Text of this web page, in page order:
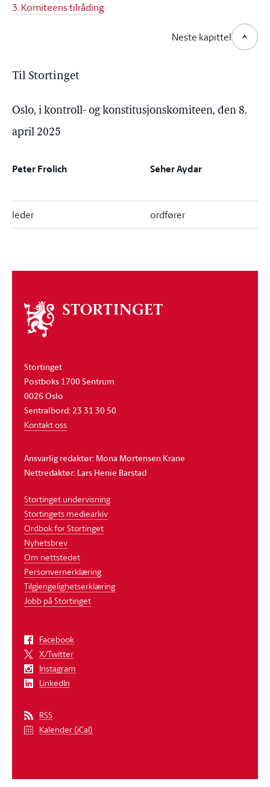
3. Komiteens tilråding
Neste kapittel
Til Stortinget
Oslo, i kontroll- og konstitusjonskomiteen, den 8.
april 2025
Peter Frølich Seher Aydar
leder ordfører
Om
stortinget
Stortinget
Postboks 1700 Sentrum
0026 Oslo
Sentralbord: 23 31 30 50
Kontakt oss
Ansvarlig redaktør: Mona Mortensen Krane
Nettredaktør: Lars Henie Barstad
Stortinget undervisning
Stortingets mediearkiv
Ordbok for Stortinget
Nyhetsbrev
Om nettstedet
Personvernerklæring
Tilgjengelighetserklæring
Jobb på Stortinget
Facebook
X/Twitter
Instagram
LinkedIn
RSS
Kalender (iCal)